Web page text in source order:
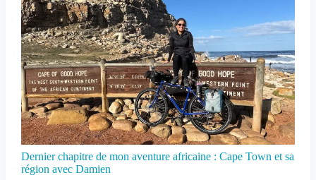
Dernier chapitre de mon aventure africaine : Cape Town et sa
région avec Damien